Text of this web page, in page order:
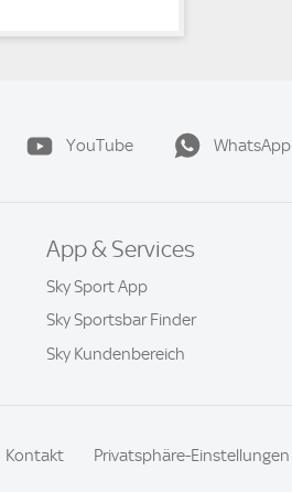
YouTube WhatsApp
App & Services
Sky Sport App
Sky Sportsbar Finder
Sky Kundenbereich
Kontakt Privatsphäre-Einstellungen